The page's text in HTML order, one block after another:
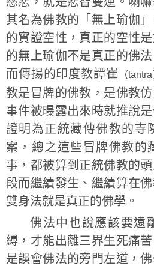
其名為佛教的「無上瑜伽
的實證空性，真正的空性
的無上瑜伽不是真正的佛
而傳揚的印度教譚崔 （tantra
教是冒牌的佛教，是佛教
事件被曝露出來時就推說
證明為正統藏傳佛教的寺
案，總之這些冒牌佛教的
事，都被算到正統佛教的
段而繼續發生、繼續算在
雙身法就是真正的佛學。
佛法中也說應該要遠
縛，才能出離三界生死痛
是誤會佛法的旁門左道，